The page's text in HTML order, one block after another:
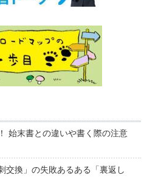
始末書との違いや書く際の注意
交換」の失敗あるある「裏返し